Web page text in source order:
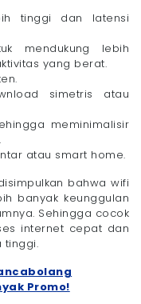
tinggi dan latensi
mendukung lebih
yang berat.
simetris atau
meminimalisir
atau smart home.
bahwa wifi
banyak keunggulan
Sehingga cocok
internet cepat dan
tinggi.
Promo!